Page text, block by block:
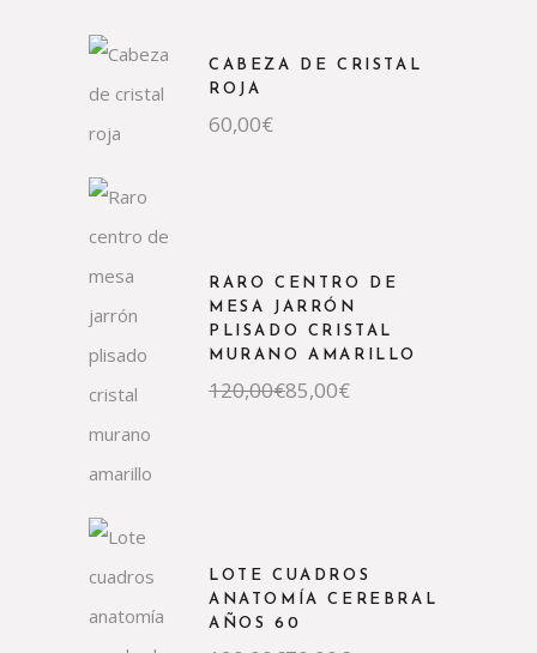
CABEZA DE CRISTAL
ROJA
60,00€
RARO CENTRO DE
MESA JARRÓN
PLISADO CRISTAL
MURANO AMARILLO
120,00€85,00€
LOTE CUADROS
ANATOMÍA CEREBRAL
AÑOS 60